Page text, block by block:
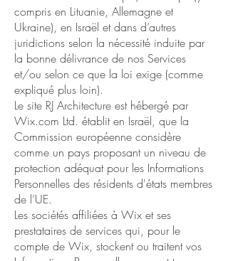
compris en Lituanie, Allemagne et
Ukraine), en Israël et dans d’autres
juridictions selon la nécessité induite par
la bonne délivrance de nos Services
et/ou selon ce que la loi exige (comme
expliqué plus loin).
Le site RJ Architecture est hébergé par
Wix.com Ltd. établit en Israël, que la
Commission européenne considère
comme un pays proposant un niveau de
protection adéquat pour les Informations
Personnelles des résidents d'états membres
de l’UE.
Les sociétés affiliées à Wix et ses
prestataires de services qui, pour le
compte de Wix, stockent ou traitent vos